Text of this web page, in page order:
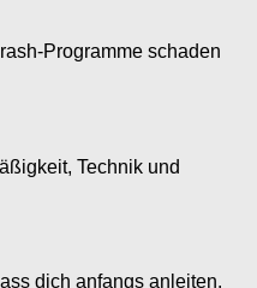
Programme schaden
Technik und
dich anfangs anleiten.